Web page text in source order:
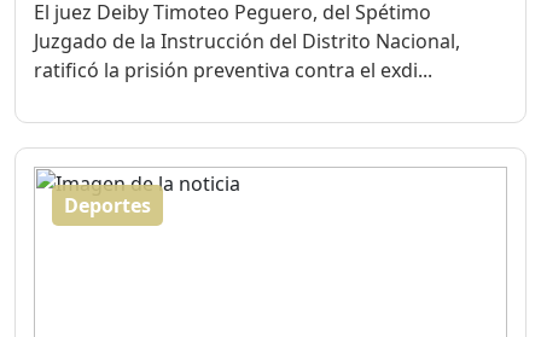
El juez Deiby Timoteo Peguero, del Spétimo
Juzgado de la Instrucción del Distrito Nacional,
ratificó la prisión preventiva contra el exdi...
Deportes